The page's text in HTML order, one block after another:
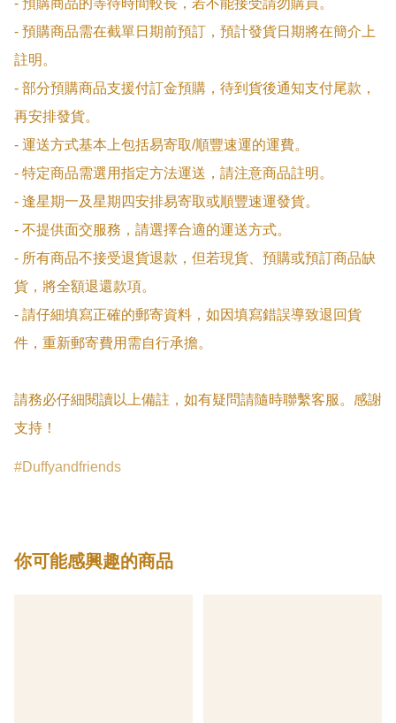
- 預購商品的等待時間較長，若不能接受請勿購買。
- 預購商品需在截單日期前預訂，預計發貨日期將在簡介上
註明。
- 部分預購商品支援付訂金預購，待到貨後通知支付尾款，
再安排發貨。
- 運送方式基本上包括易寄取/順豐速運的運費。
- 特定商品需選用指定方法運送，請注意商品註明。
- 逢星期一及星期四安排易寄取或順豐速運發貨。
- 不提供面交服務，請選擇合適的運送方式。
- 所有商品不接受退貨退款，但若現貨、預購或預訂商品缺
貨，將全額退還款項。
- 請仔細填寫正確的郵寄資料，如因填寫錯誤導致退回貨
件，重新郵寄費用需自行承擔。
請務必仔細閱讀以上備註，如有疑問請隨時聯繫客服。感謝
支持！
Duffyandfriends
你可能感興趣的商品